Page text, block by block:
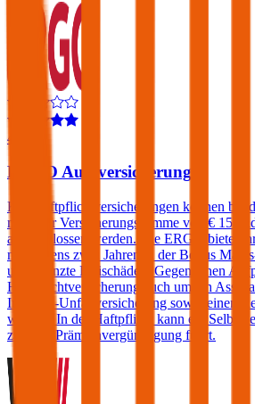
4,4
ERGO Autoversicherung
Kfz-Haftpflichtversicherungen können bei
mit einer Versicherungssumme von € 15
abgeschlossen werden. Die ERGO bietet
mindestens zwei Jahren in der Bonus
unbegrenzte Freischäden. Gegen einen
Haftpflichtversicherung auch um ein
Insassen-Unfallversicherung sowie einen
werden. In der Haftpflicht kann ein
zu einer Prämienvergünstigung führt.